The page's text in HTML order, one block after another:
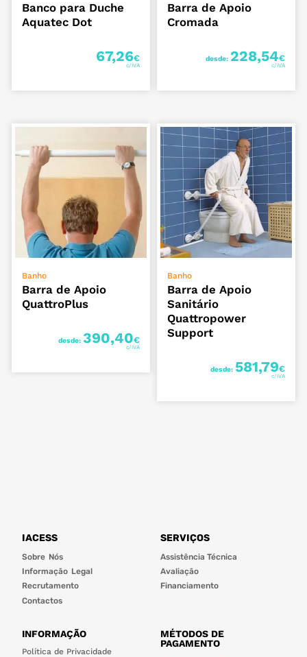
Banco para Duche
Aquatec Dot
67,26€
Barra de Apoio
Cromada
desde: 228,54€
Banho
Barra de Apoio
QuattroPlus
desde: 390,40€
Banho
Barra de Apoio
Sanitário
Quattropower
Support
desde: 581,79€
IACESS
Sobre Nós
Informação Legal
Recrutamento
Contactos
SERVIÇOS
Assistência Técnica
Avaliação
Financiamento
INFORMAÇÃO
Política de Privacidade
MÉTODOS DE
PAGAMENTO